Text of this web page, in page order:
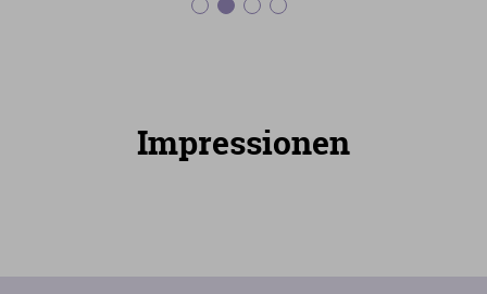
Impressionen